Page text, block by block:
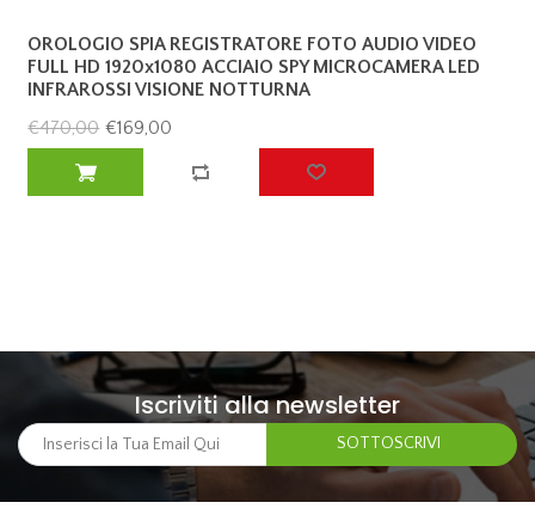
OROLOGIO SPIA REGISTRATORE FOTO AUDIO VIDEO
FULL HD 1920x1080 ACCIAIO SPY MICROCAMERA LED
INFRAROSSI VISIONE NOTTURNA
€470,00 €169,00
Iscriviti alla newsletter